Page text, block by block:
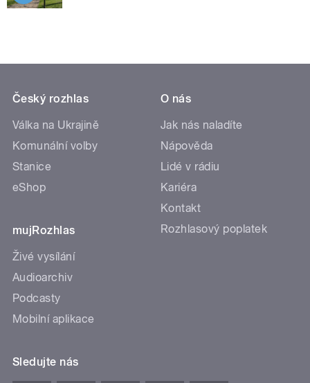
Český rozhlas
Válka na Ukrajině
Komunální volby
Stanice
eShop
mujRozhlas
Živé vysílání
Audioarchiv
Podcasty
Mobilní aplikace
O nás
Jak nás naladíte
Nápověda
Lidé v rádiu
Kariéra
Kontakt
Rozhlasový poplatek
Sledujte nás